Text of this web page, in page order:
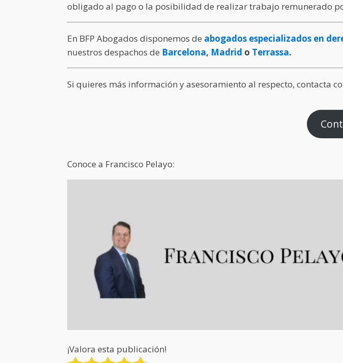
obligado al pago o la posibilidad de realizar trabajo remunerado
En BFP Abogados disponemos de abogados especializados en
nuestros despachos de Barcelona, Madrid o Terrassa.
Si quieres más información y asesoramiento al respecto, contacta
Conoce a Francisco Pelayo:
¡Valora esta publicación!